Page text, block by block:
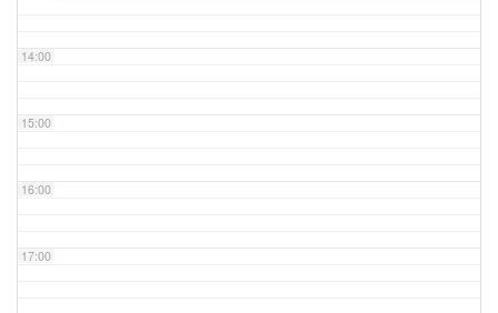
14:00
15:00
16:00
17:00